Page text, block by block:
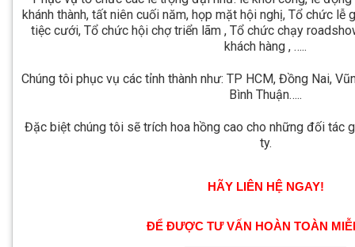
khánh thành, tất niên cuối năm, họp mặt hội nghị, Tổ chức lễ
tiệc cưới, Tổ chức hội chợ triển lãm , Tổ chức chạy
khách hàng , …..
Chúng tôi phục vụ các tỉnh thành như: TP HCM, Đồng Nai,
Bình Thuận…..
Đặc biệt chúng tôi sẽ trích hoa hồng cao cho những đối tác
ty.
HÃY LIÊN HỆ NGAY!
ĐỂ ĐƯỢC TƯ VẤN HOÀN TOÀN